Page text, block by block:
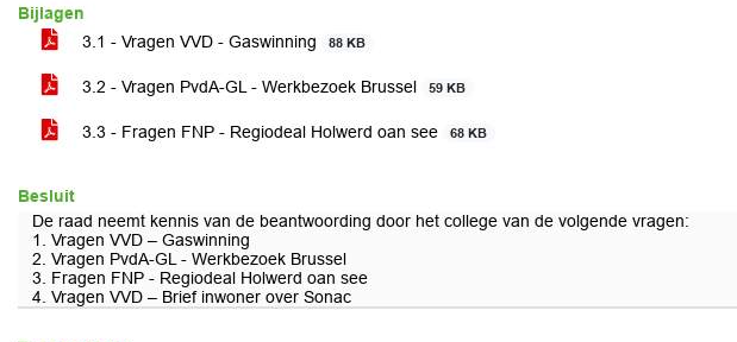
Bijlagen
3.1 - Vragen VVD - Gaswinning
88 KB
3.2 - Vragen PvdA-GL - Werkbezoek Brussel 59 KB
3.3 - Fragen FNP - Regiodeal Holwerd oan see 68 KB
Besluit
De raad neemt kennis van de beantwoording door het college van de volgende vragen:
1. Vragen VVD – Gaswinning
2. Vragen PvdA-GL - Werkbezoek Brussel
3. Fragen FNP - Regiodeal Holwerd oan see
4. Vragen VVD – Brief inwoner over Sonac